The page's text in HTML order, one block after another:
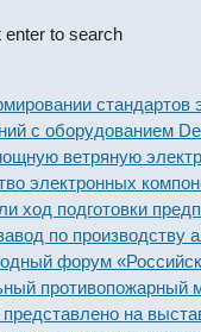
enter to search
стандартов
с оборудованием
ветряную
подготовки
по производству
форум «Российская
противопожарный
на